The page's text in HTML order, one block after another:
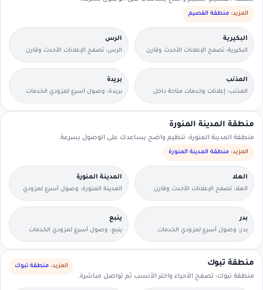
المزيد: منطقة القصيم
البكيرية
البكيرية: تصفح الإعلانات الأحدث وقارن
التفاصيل بسرعة.
الرس
الرس: تصفح الإعلانات الأحدث وقارن
التفاصيل بسرعة.
المذنب
المذنب: إعلانات وخدمات متاحة داخل
الحي مع وسائل تواصل مباشرة.
بريدة
بريدة: وصول أسرع لمزودي الخدمات
القريبين منك.
منطقة المدينة المنورة
منطقة المدينة المنورة: تنظيم واضح يساعدك على الوصول بسرعة.
المزيد: منطقة المدينة المنورة
العلا
العلا: تصفح الإعلانات الأحدث وقارن
التفاصيل بسرعة.
المدينة المنورة
المدينة المنورة: وصول أسرع لمزودي
الخدمات القريبين منك.
بدر
بدر: وصول أسرع لمزودي الخدمات
القريبين منك.
ينبع
ينبع: وصول أسرع لمزودي الخدمات
القريبين منك.
منطقة تبوك
منطقة تبوك: تصفح الأحياء واختر الأنسب ثم تواصل مباشرة.
المزيد: منطقة تبوك